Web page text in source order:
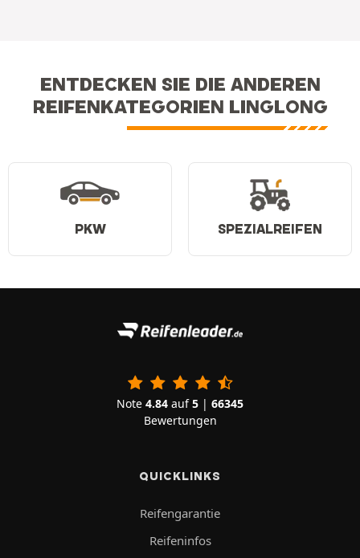
ENTDECKEN SIE DIE ANDEREN
REIFENKATEGORIEN LINGLONG
PKW SPEZIALREIFEN
Note 4.84 auf5 | 66345
Bewertungen
QUICKLINKS
Reifengarantie
Reifeninfos